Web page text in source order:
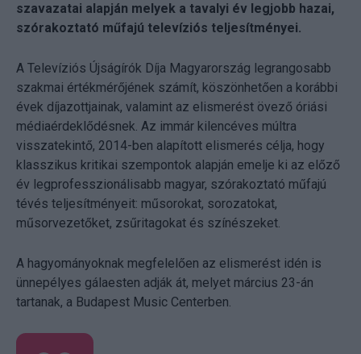
szavazatai alapján melyek a tavalyi év legjobb hazai,
szórakoztató műfajú televíziós teljesítményei.
A Televíziós Újságírók Díja Magyarország legrangosabb
szakmai értékmérőjének számít, köszönhetően a korábbi
évek díjazottjainak, valamint az elismerést övező óriási
médiaérdeklődésnek. Az immár kilencéves múltra
visszatekintő, 2014-ben alapított elismerés célja, hogy
klasszikus kritikai szempontok alapján emelje ki az előző
év legprofesszionálisabb magyar, szórakoztató műfajú
tévés teljesítményeit: műsorokat, sorozatokat,
műsorvezetőket, zsűritagokat és színészeket.
A hagyományoknak megfelelően az elismerést idén is
ünnepélyes gálaesten adják át, melyet március 23-án
tartanak, a Budapest Music Centerben.